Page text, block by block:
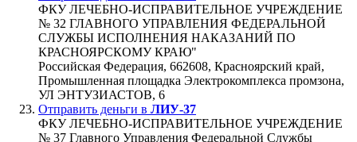
ФКУ ЛЕЧЕБНО-ИСПРАВИТЕЛЬНОЕ УЧРЕЖДЕНИЕ
№ 32 ГЛАВНОГО УПРАВЛЕНИЯ ФЕДЕРАЛЬНОЙ
СЛУЖБЫ ИСПОЛНЕНИЯ НАКАЗАНИЙ ПО
КРАСНОЯРСКОМУ КРАЮ"
Российская Федерация, 662608, Красноярский край,
Промышленная площадка Электрокомплекса промзона,
УЛ ЭНТУЗИАСТОВ, 6
Отправить деньги в ЛИУ-37
ФКУ ЛЕЧЕБНО-ИСПРАВИТЕЛЬНОЕ УЧРЕЖДЕНИЕ
№ 37 Главного Управления Федеральной Службы